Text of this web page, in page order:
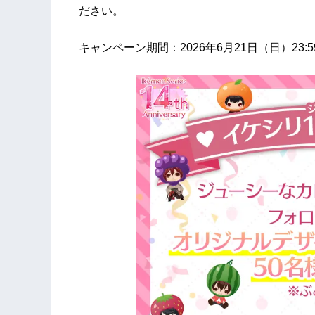
ださい。
キャンペーン期間：2026年6月21日（日）